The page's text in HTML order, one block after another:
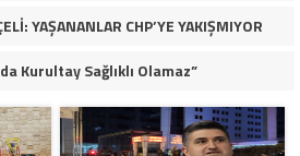
YAŞANANLAR CHP’YE YAKIŞMIYOR
Kurultay Sağlıklı Olamaz”